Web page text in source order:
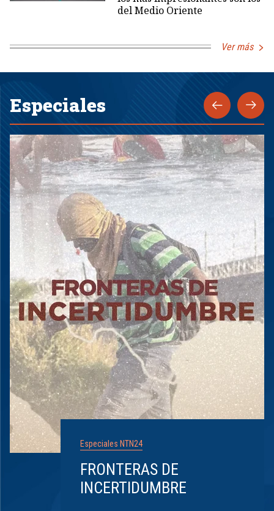
del Medio Oriente
Ver más
Especiales
Especiales NTN24
FRONTERAS DE
INCERTIDUMBRE